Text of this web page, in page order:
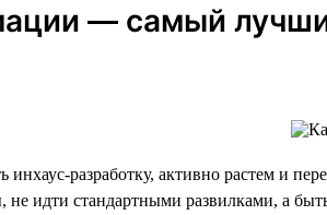
— самый
разработку, активно растем и
идти стандартными развилками, а